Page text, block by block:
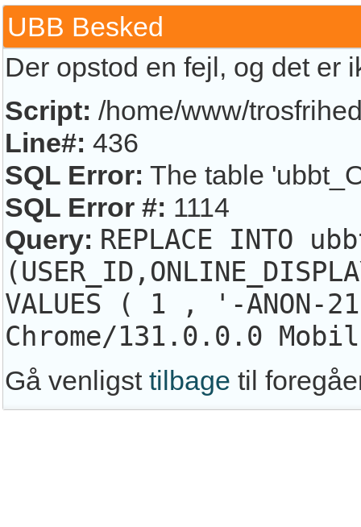
UBB Besked
Der opstod en fejl, og det
Script: /home/www/
Line#: 436
SQL Error: The table
SQL Error #: 1114
Query: REPLACE INTO
VALUES ( 1 , '-
Chrome/131.0.0.0
Gå venligst tilbage til